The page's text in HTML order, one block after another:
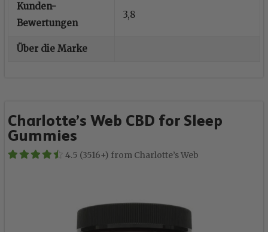
Kunden-
Bewertungen
3,8
Über die Marke
Charlotte’s Web CBD for Sleep
Gummies
4.5 (3516+) from Charlotte’s Web